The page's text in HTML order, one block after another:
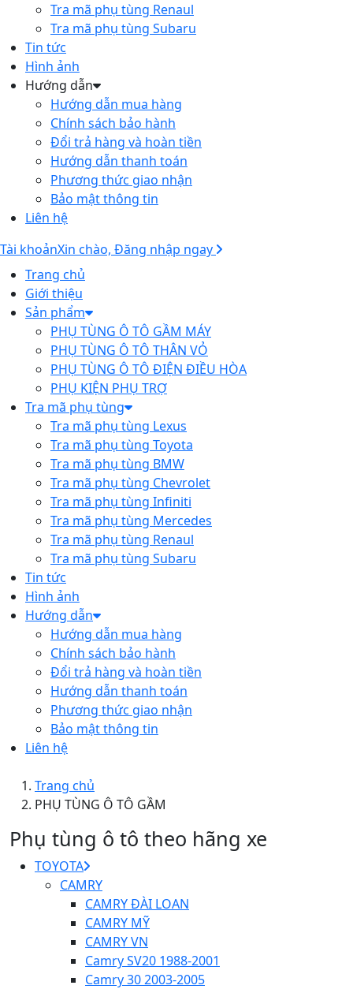
Tra mã phụ tùng Renaul
Tra mã phụ tùng Subaru
Tin tức
Hình ảnh
Hướng dẫn
Hướng dẫn mua hàng
Chính sách bảo hành
Đổi trả hàng và hoàn tiền
Hướng dẫn thanh toán
Phương thức giao nhận
Bảo mật thông tin
Liên hệ
Tài khoảnXin chào, Đăng nhập ngay
Trang chủ
Giới thiệu
Sản phẩm
PHỤ TÙNG Ô TÔ GẦM MÁY
PHỤ TÙNG Ô TÔ THÂN VỎ
PHỤ TÙNG Ô TÔ ĐIỆN ĐIỀU HÒA
PHỤ KIỆN PHỤ TRỢ
Tra mã phụ tùng
Tra mã phụ tùng Lexus
Tra mã phụ tùng Toyota
Tra mã phụ tùng BMW
Tra mã phụ tùng Chevrolet
Tra mã phụ tùng Infiniti
Tra mã phụ tùng Mercedes
Tra mã phụ tùng Renaul
Tra mã phụ tùng Subaru
Tin tức
Hình ảnh
Hướng dẫn
Hướng dẫn mua hàng
Chính sách bảo hành
Đổi trả hàng và hoàn tiền
Hướng dẫn thanh toán
Phương thức giao nhận
Bảo mật thông tin
Liên hệ
Trang chủ
PHỤ TÙNG Ô TÔ GẦM
Phụ tùng ô tô theo hãng xe
TOYOTA
CAMRY
CAMRY ĐÀI LOAN
CAMRY MỸ
CAMRY VN
Camry SV20 1988-2001
Camry 30 2003-2005